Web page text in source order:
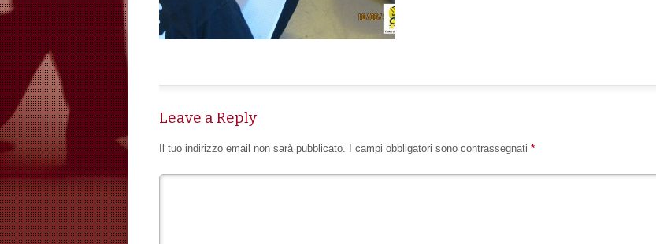
Leave a Reply
Il tuo indirizzo email non sarà pubblicato. I campi obbligatori sono contrassegnati *